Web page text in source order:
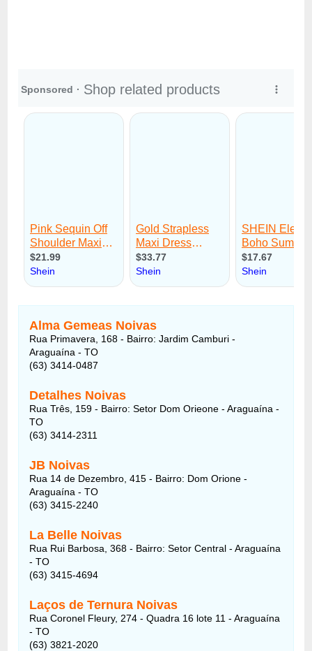
Alma Gemeas Noivas
Rua Primavera, 168 - Bairro: Jardim Camburi -
Araguaína - TO
(63) 3414-0487
Detalhes Noivas
Rua Três, 159 - Bairro: Setor Dom Orieone - Araguaína -
TO
(63) 3414-2311
JB Noivas
Rua 14 de Dezembro, 415 - Bairro: Dom Orione -
Araguaína - TO
(63) 3415-2240
La Belle Noivas
Rua Rui Barbosa, 368 - Bairro: Setor Central - Araguaína
- TO
(63) 3415-4694
Laços de Ternura Noivas
Rua Coronel Fleury, 274 - Quadra 16 lote 11 - Araguaína
- TO
(63) 3821-2020